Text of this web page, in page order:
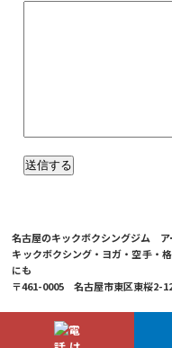
名古屋のキックボクシングジム
キックボクシング・ヨガ・空手・
にも
〒461-0005 名古屋市東区東桜2-
© 2026